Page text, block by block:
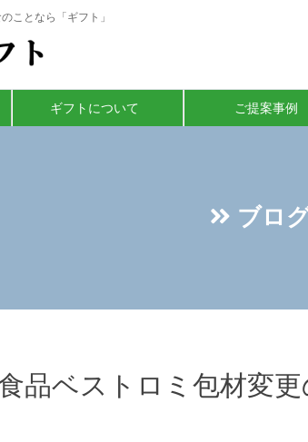
ことなら「ギフト」
ギフトについて ご提案事例
ブロ
品ベストロミ包材変